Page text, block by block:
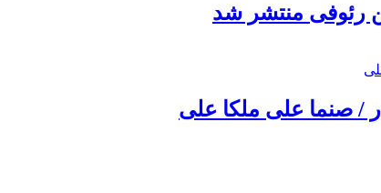
رئوفی منتشر شد
/ صنما علی ملکا علی